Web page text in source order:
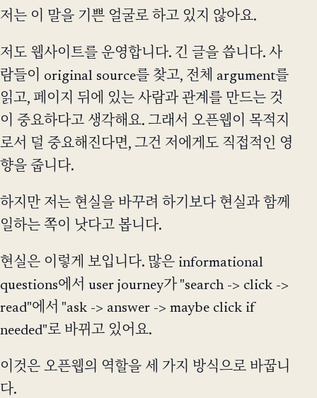
저는 이 말을 기쁜 얼굴로 하고 있지 않아요.
저도 웹사이트를 운영합니다. 긴 글을 씁니다. 사
람들이 original source를 찾고, 전체 argument를
읽고, 페이지 뒤에 있는 사람과 관계를 만드는 것
이 중요하다고 생각해요. 그래서 오픈웹이 목적지
로서 덜 중요해진다면, 그건 저에게도 직접적인 영
향을 줍니다.
하지만 저는 현실을 바꾸려 하기보다 현실과 함께
일하는 쪽이 낫다고 봅니다.
현실은 이렇게 보입니다. 많은 informational
questions에서 user journey가 "search -> click ->
read"에서 "ask -> answer -> maybe click if
needed"로 바뀌고 있어요.
이것은 오픈웹의 역할을 세 가지 방식으로 바꿉니
다.